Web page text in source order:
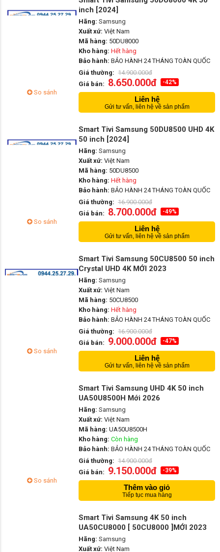
So sánh
inch [2024]
Hãng: Samsung
Xuất xứ: Việt Nam
Mã hàng: 50DU8000
Kho hàng: Hết hàng
Bảo hành: BẢO HÀNH 24 THÁNG TOÀN QUỐC
Giá thường: 14.900.000đ
Giá bán: 8.650.000đ -42%
Liên hệ
Gửi tư vấn, liên hệ về sản phẩm
So sánh
Smart Tivi Samsung 50DU8500 UHD 4K
50 inch [2024]
Hãng: Samsung
Xuất xứ: Việt Nam
Mã hàng: 50DU8500
Kho hàng: Hết hàng
Bảo hành: BẢO HÀNH 24 THÁNG TOÀN QUỐC
Giá thường: 16.900.000đ
Giá bán: 8.700.000đ -49%
Liên hệ
Gửi tư vấn, liên hệ về sản phẩm
So sánh
Smart Tivi Samsung 50CU8500 50 inch
Crystal UHD 4K MỚI 2023
Hãng: Samsung
Xuất xứ: Việt Nam
Mã hàng: 50CU8500
Kho hàng: Hết hàng
Bảo hành: BẢO HÀNH 24 THÁNG TOÀN QUỐC
Giá thường: 16.900.000đ
Giá bán: 9.000.000đ -47%
Liên hệ
Gửi tư vấn, liên hệ về sản phẩm
So sánh
Smart Tivi Samsung UHD 4K 50 inch
UA50U8500H Mới 2026
Hãng: Samsung
Xuất xứ: Việt Nam
Mã hàng: UA50U8500H
Kho hàng: Còn hàng
Bảo hành: BẢO HÀNH 24 THÁNG TOÀN QUỐC
Giá thường: 14.900.000đ
Giá bán: 9.150.000đ -39%
Thêm vào giỏ
Tiếp tục mua hàng
Smart Tivi Samsung 4K 50 inch
UA50CU8000 [ 50CU8000 ]MỚI 2023
Hãng: Samsung
Xuất xứ: Việt Nam